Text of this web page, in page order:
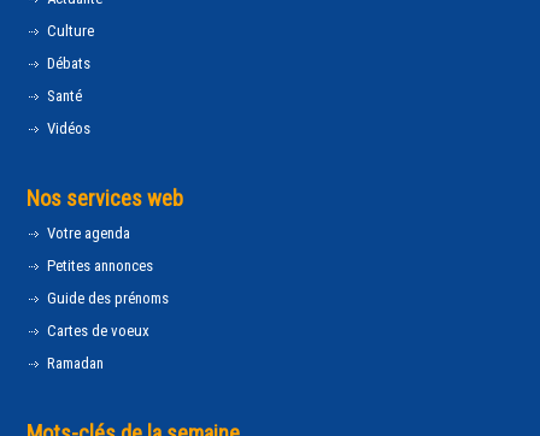
Culture
Débats
Santé
Vidéos
Nos services web
Votre agenda
Petites annonces
Guide des prénoms
Cartes de voeux
Ramadan